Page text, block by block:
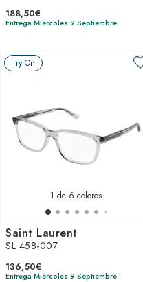
188,50€
Entrega Miércoles 9 Septiembre
Try On
1 de 6 colores
Saint Laurent
SL 458-007
136,50€
Entrega Miércoles 9 Septiembre